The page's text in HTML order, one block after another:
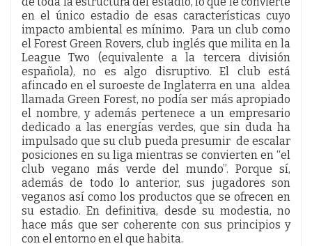
en el único estadio de esas características cuyo
impacto ambiental es mínimo. Para un club como
el Forest Green Rovers, club inglés que milita en la
League Two (equivalente a la tercera división
española), no es algo disruptivo. El club está
afincado en el suroeste de Inglaterra en una aldea
llamada Green Forest, no podía ser más apropiado
el nombre, y además pertenece a un empresario
dedicado a las energías verdes, que sin duda ha
impulsado que su club pueda presumir de escalar
posiciones en su liga mientras se convierten en “el
club vegano más verde del mundo”. Porque sí,
además de todo lo anterior, sus jugadores son
veganos así como los productos que se ofrecen en
su estadio. En definitiva, desde su modestia, no
hace más que ser coherente con sus principios y
con el entorno en el que habita.